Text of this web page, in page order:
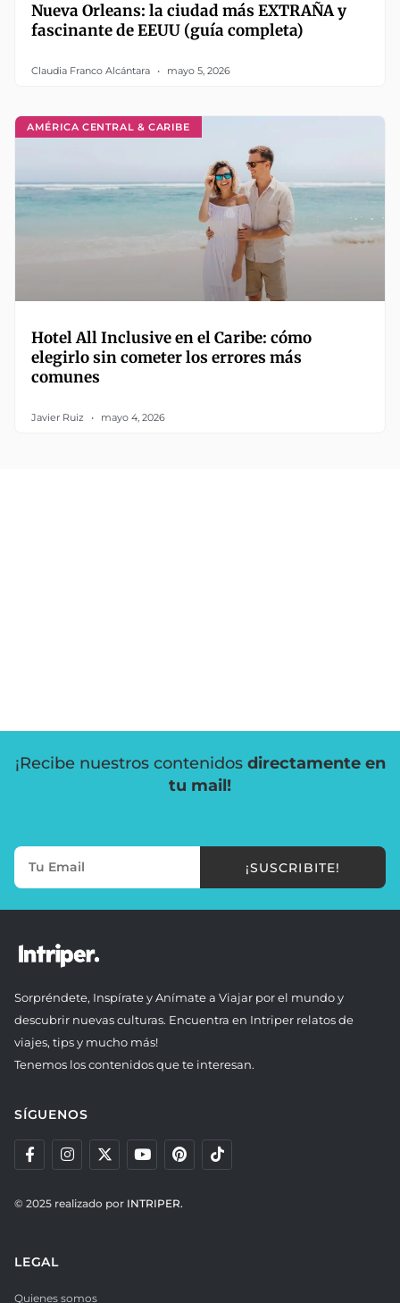
Nueva Orleans: la ciudad más EXTRAÑA y
fascinante de EEUU (guía completa)
Claudia Franco Alcántara mayo 5, 2026
AMÉRICA CENTRAL & CARIBE
Hotel All Inclusive en el Caribe: cómo
elegirlo sin cometer los errores más
comunes
Javier Ruiz mayo 4, 2026
¡Recibe nuestros contenidos directamente en
tu mail!
¡SUSCRIBITE!
Sorpréndete, Inspírate y Anímate a Viajar por el mundo y
descubrir nuevas culturas. Encuentra en Intriper relatos de
viajes, tips y mucho más!
Tenemos los contenidos que te interesan.
SÍGUENOS
© 2025 realizado por INTRIPER.
LEGAL
Quienes somos